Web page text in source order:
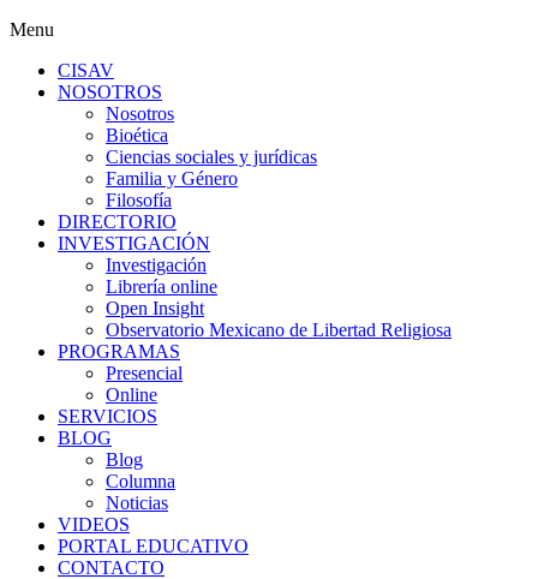
Menu
CISAV
NOSOTROS
Nosotros
Bioética
Ciencias sociales y jurídicas
Familia y Género
Filosofía
DIRECTORIO
INVESTIGACIÓN
Investigación
Librería online
Open Insight
Observatorio Mexicano de Libertad Religiosa
PROGRAMAS
Presencial
Online
SERVICIOS
BLOG
Blog
Columna
Noticias
VIDEOS
PORTAL EDUCATIVO
CONTACTO